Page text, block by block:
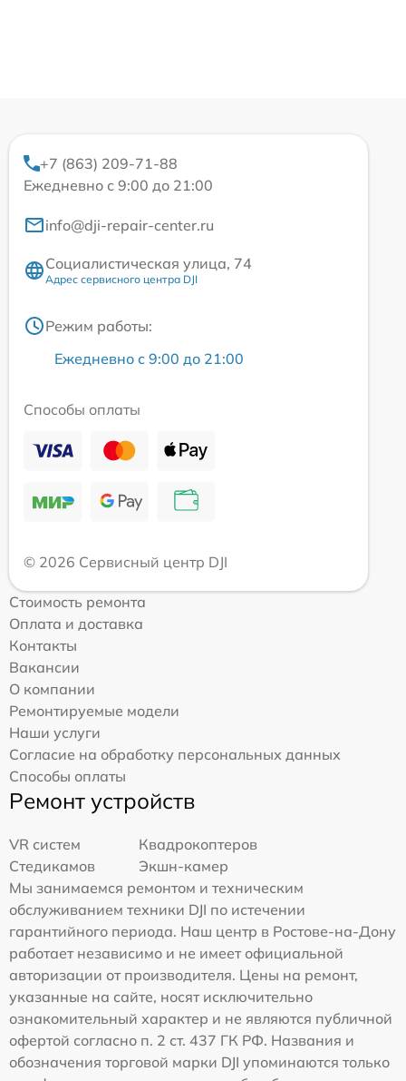
+7 (863) 209-71-88
Ежедневно с 9:00 до 21:00
info@dji-repair-center.ru
Социалистическая улица, 74
Адрес сервисного центра DJI
Режим работы:
Ежедневно с 9:00 до 21:00
Способы оплаты
© 2026 Сервисный центр DJI
Стоимость ремонта
Оплата и доставка
Контакты
Вакансии
О компании
Ремонтируемые модели
Наши услуги
Согласие на обработку персональных данных
Способы оплаты
Ремонт устройств
VR систем
Квадрокоптеров
Стедикамов
Экшн-камер
Мы занимаемся ремонтом и техническим
обслуживанием техники DJI по истечении
гарантийного периода. Наш центр в Ростове-на-Дону
работает независимо и не имеет официальной
авторизации от производителя. Цены на ремонт,
указанные на сайте, носят исключительно
ознакомительный характер и не являются публичной
офертой согласно п. 2 ст. 437 ГК РФ. Названия и
обозначения торговой марки DJI упоминаются только